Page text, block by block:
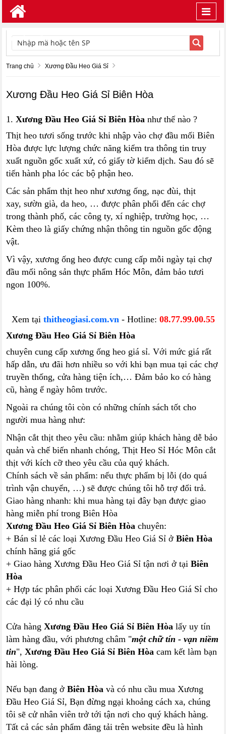
TÌM KIẾM
Trang chủ Xương Đầu Heo Giá Sỉ
Xương Đầu Heo Giá Sỉ Biên Hòa
1.Xương Đầu Heo Giá Sỉ Biên Hòa như thế nào ?
Thịt heo tươi sống trước khi nhập vào chợ đầu mối Biên
Hòa được lực lượng chức năng kiểm tra thông tin truy
xuất nguồn gốc xuất xứ, có giấy tờ kiểm dịch. Sau đó sẽ
tiến hành pha lóc các bộ phận heo.
Các sản phẩm thịt heo như xương ống, nạc đùi, thịt
xay, sườn già, da heo, … được phân phối đến các chợ
trong thành phố, các công ty, xí nghiệp, trường học, …
Kèm theo là giấy chứng nhận thông tin nguồn gốc động
vật.
Vì vậy, xương ống heo được cung cấp mỗi ngày tại chợ
đầu mối nông sản thực phẩm Hóc Môn, đảm bảo tươi
ngon 100%.
Xem tại thitheogiasi.com.vn- Hotline: 08.77.99.00.55
Xương Đầu Heo Giá Sỉ Biên Hòa
chuyên cung cấp xương ống heo giá sỉ. Với mức giá rất
hấp dẫn, ưu đãi hơn nhiều so với khi bạn mua tại các chợ
truyền thống, cửa hàng tiện ích,… Đảm bảo ko có hàng
cũ, hàng ế ngày hôm trước.
Ngoài ra chúng tôi còn có những chính sách tốt cho
người mua hàng như:
Nhận cắt thịt theo yêu cầu: nhằm giúp khách hàng dễ bảo
quản và chế biến nhanh chóng, Thịt Heo Sỉ Hóc Môn cắt
thịt với kích cỡ theo yêu cầu của quý khách.
Chính sách về sản phẩm: nếu thực phẩm bị lỗi (do quá
trình vận chuyển, …) sẽ được chúng tôi hỗ trợ đổi trả.
Giao hàng nhanh: khi mua hàng tại đây bạn được giao
hàng miễn phí trong Biên Hòa
Xương Đầu Heo Giá Sỉ Biên Hòachuyên:
+ Bán sỉ lẻ các loại Xương Đầu Heo Giá Sỉ ởBiên Hòa
chính hãng giá gốc
+ Giao hàng Xương Đầu Heo Giá Sỉ tận nơi ở tạiBiên
Hòa
+ Hợp tác phân phối các loại Xương Đầu Heo Giá Sỉ cho
các đại lý có nhu cầu
Cửa hàngXương Đầu Heo Giá Sỉ Biên Hòa lấy uy tín
làm hàng đầu, với phương châm "một chữ tín - vạn niềm
tin",Xương Đầu Heo Giá Sỉ Biên Hòa cam kết làm bạn
hài lòng.
Nếu bạn đang ởBiên Hòa và có nhu cầu mua Xương
Đầu Heo Giá Sỉ, Bạn đừng ngại khoảng cách xa, chúng
tôi sẽ cử nhân viên trở tới tận nơi cho quý khách hàng.
Tất cả các sản phẩm đăng tải trên website đều là hình